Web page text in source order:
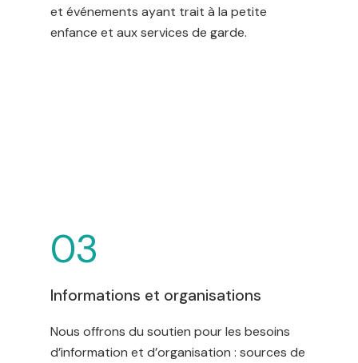
et événements ayant trait à la petite
enfance et aux services de garde.
03
Informations et organisations
Nous offrons du soutien pour les besoins
d’information et d’organisation : sources de